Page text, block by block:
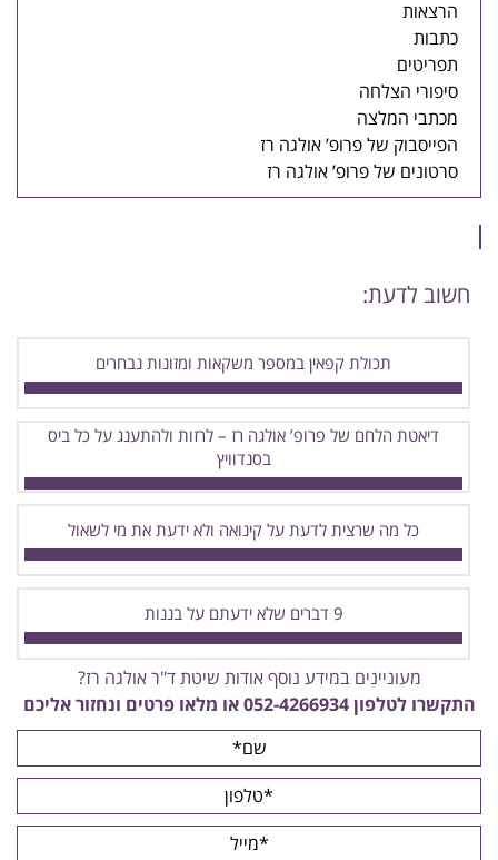
הרצאות
כתבות
תפריטים
סיפורי הצלחה
מכתבי המלצה
הפייסבוק של פרופ’ אולגה רז
סרטונים של פרופ’ אולגה רז
חשוב לדעת:
תכולת קפאין במספר משקאות ומזונות נבחרים
דיאטת הלחם של פרופ’ אולגה רז – לרזות ולהתענג על כל ביס
בסנדוויץ
כל מה שרצית לדעת על קינואה ולא ידעת את מי לשאול
9 דברים שלא ידעתם על בננות
מעוניינים במידע נוסף אודות שיטת ד"ר אולגה רז?
התקשרו לטלפון052-4266934 או מלאו פרטים ונחזור אליכם